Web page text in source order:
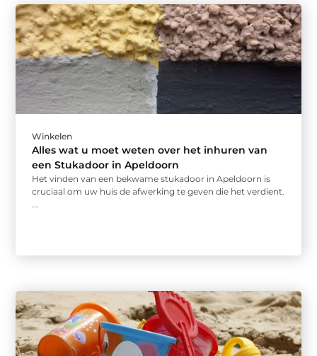
Winkelen
Alles wat u moet weten over het inhuren van
een Stukadoor in Apeldoorn
Het vinden van een bekwame stukadoor in Apeldoorn is
cruciaal om uw huis de afwerking te geven die het verdient.
...